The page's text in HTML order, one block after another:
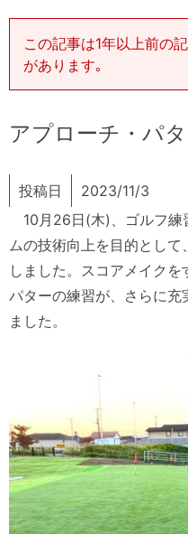
この記事は1年以上前の
があります｡
アプローチ・パ
投稿日
2023/11/3
10月26日(木)、ゴルフ練
ムの技術向上を目的とし
しました。スコアメイク
パターの練習が、さらに充
ました。